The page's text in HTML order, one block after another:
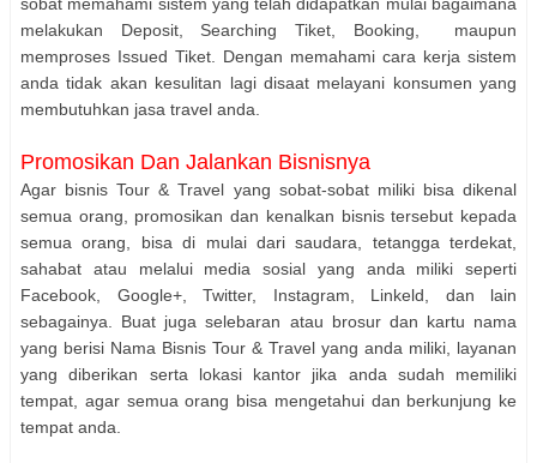
melakukan Deposit, Searching Tiket, Booking, maupun
memproses Issued Tiket. Dengan memahami cara kerja sistem
anda tidak akan kesulitan lagi disaat melayani konsumen yang
membutuhkan jasa travel anda.
Promosikan Dan Jalankan Bisnisnya
Agar bisnis Tour & Travel yang sobat-sobat miliki bisa dikenal
semua orang, promosikan dan kenalkan bisnis tersebut kepada
semua orang, bisa di mulai dari saudara, tetangga terdekat,
sahabat atau melalui media sosial yang anda miliki seperti
Facebook, Google+, Twitter, Instagram, Linkeld, dan lain
sebagainya. Buat juga selebaran atau brosur dan kartu nama
yang berisi Nama Bisnis Tour & Travel yang anda miliki, layanan
yang diberikan serta lokasi kantor jika anda sudah memiliki
tempat, agar semua orang bisa mengetahui dan berkunjung ke
tempat anda.